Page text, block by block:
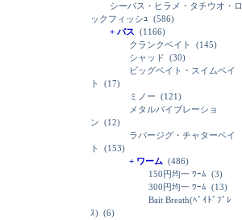
シーバス・ヒラメ・タチウオ・ロ
ックフィッシｭ (586)
+ バス (1166)
クランクベイト
(145)
シャッド (30)
ビッグベイト・スイムベイ
ト
(17)
ミノー (121)
メタルバイブレーショ
ン (12)
ラバージグ・チャターベイ
ト
(153)
+ ワーム (486)
150円均一 ﾜｰﾑ (3)
300円均一 ﾜｰﾑ (13)
Bait Breath(ﾍﾞｲﾄﾞﾌﾞﾚ
ｽ) (6)